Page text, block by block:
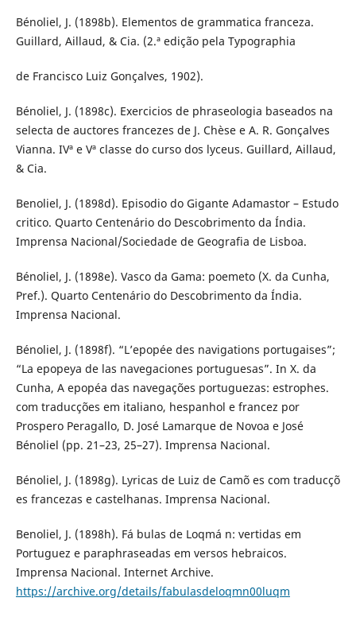
Bénoliel, J. (1898b). Elementos de grammatica franceza.
Guillard, Aillaud, & Cia. (2.ª edição pela Typographia
de Francisco Luiz Gonçalves, 1902).
Bénoliel, J. (1898c). Exercicios de phraseologia baseados na
selecta de auctores francezes de J. Chèse e A. R. Gonçalves
Vianna. IVª e Vª classe do curso dos lyceus. Guillard, Aillaud,
& Cia.
Benoliel, J. (1898d). Episodio do Gigante Adamastor – Estudo
critico. Quarto Centenário do Descobrimento da Índia.
Imprensa Nacional/Sociedade de Geografia de Lisboa.
Bénoliel, J. (1898e). Vasco da Gama: poemeto (X. da Cunha,
Pref.). Quarto Centenário do Descobrimento da Índia.
Imprensa Nacional.
Bénoliel, J. (1898f). “L’epopée des navigations portugaises”;
“La epopeya de las navegaciones portuguesas”. In X. da
Cunha, A epopéa das navegações portuguezas: estrophes.
com traducções em italiano, hespanhol e francez por
Prospero Peragallo, D. José Lamarque de Novoa e José
Bénoliel (pp. 21–23, 25–27). Imprensa Nacional.
Bénoliel, J. (1898g). Lyricas de Luiz de Camõ es com traducçõ
es francezas e castelhanas. Imprensa Nacional.
Benoliel, J. (1898h). Fá bulas de Loqmá n: vertidas em
Portuguez e paraphraseadas em versos hebraicos.
Imprensa Nacional. Internet Archive.
https://archive.org/details/fabulasdeloqmn00luqm